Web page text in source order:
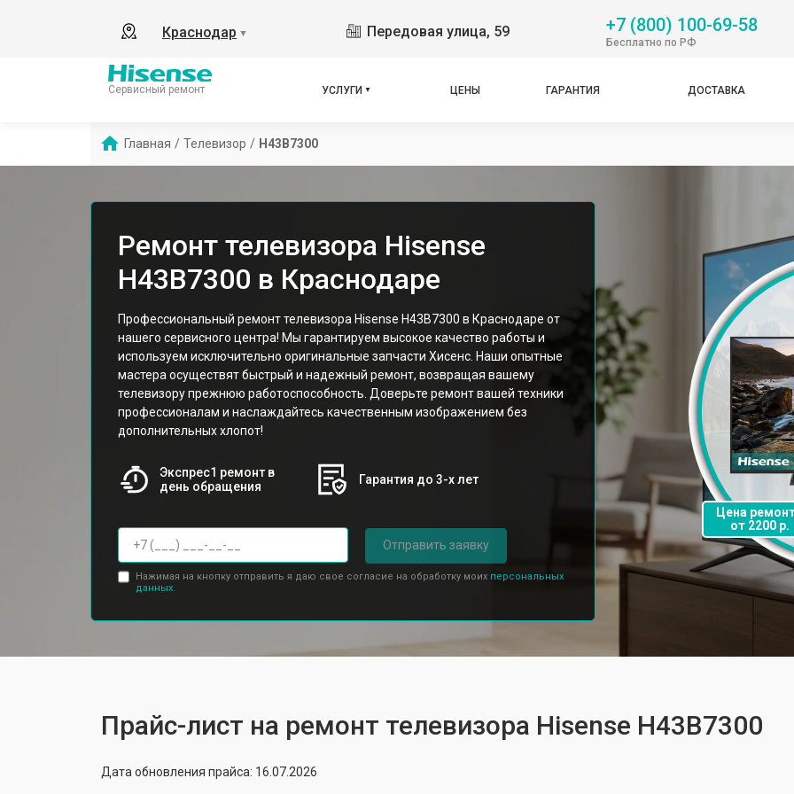
Краснодар ▼ Передовая улица, 59 +7 (800) 100-69-58
Бесплатно по РФ
Сервисный ремонт УСЛУГИ ЦЕНЫ ГАРАНТИЯ ДОСТАВКА
Главная / Телевизор / H43B7300
Ремонт телевизора Hisense
H43B7300 в Краснодаре
Профессиональный ремонт телевизора Hisense H43B7300 в Краснодаре от
нашего сервисного центра! Мы гарантируем высокое качество работы и
используем исключительно оригинальные запчасти Хисенс. Наши опытные
мастера осуществят быстрый и надежный ремонт, возвращая вашему
телевизору прежнюю работоспособность. Доверьте ремонт вашей техники
профессионалам и наслаждайтесь качественным изображением без
дополнительных хлопот!
Экспрес1 ремонт в
день обращения
Гарантия до 3-х лет
Отправить заявку
Нажимая на кнопку отправить я даю свое согласие на обработку моих персональных
данных.
Цена
от 2200 р.
Прайс-лист на ремонт телевизора Hisense H43B7300
Дата обновления прайса: 16.07.2026